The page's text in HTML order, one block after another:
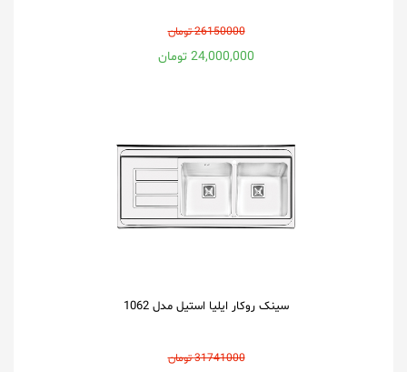
26150000 تومان
24,000,000 تومان
سینک روکار ایلیا استیل مدل 1062
31741000 تومان